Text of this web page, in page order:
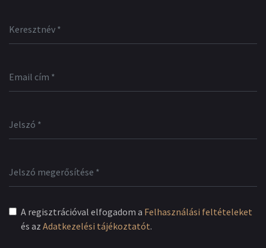
A regisztrációval elfogadom a Felhasználási feltételeket
és az Adatkezelési tájékoztatót.